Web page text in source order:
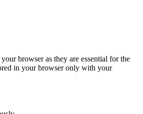
browser as they are essential for the
in your browser only with your